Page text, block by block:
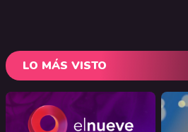
LO MÁS VISTO